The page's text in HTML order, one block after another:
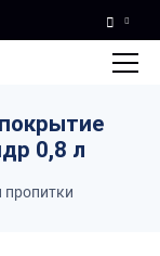
0,8 л